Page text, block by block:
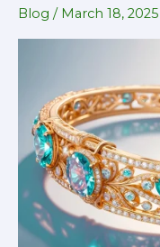
Blog / March 18, 2025
yang
Menawan
Anda